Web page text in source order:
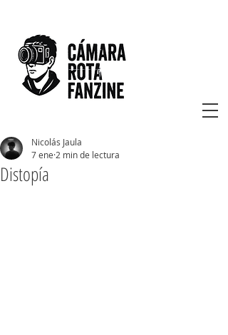
Distopía
Nicolás Jaula
7 ene 2 min de lectura